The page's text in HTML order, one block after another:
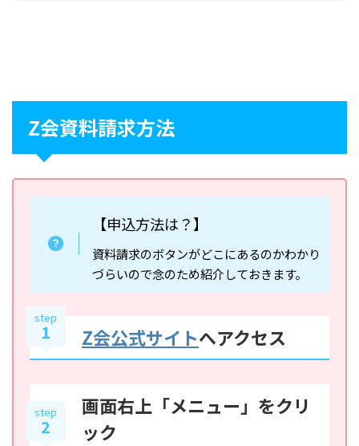
Z会資料請求方法
【申込方法は？】
資料請求のボタンがどこにあるのかわかり
づらいので念のため紹介しておきます。
step
1 Z会公式サイトへアクセス
step
2
画面右上「メニュー」をクリ
ック